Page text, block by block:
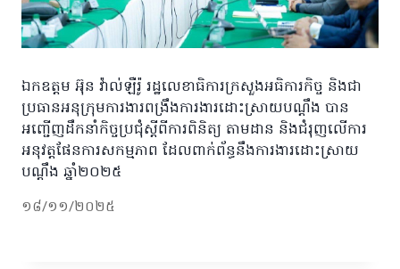
ឯកឧត្តម អ៊ុន វ៉ាល់ឡឺរ៉ូ រដ្ឋលេខាធិការក្រសួងអធិការកិច្ច និងជា
ប្រធានអនុក្រុមការងារពង្រឹងការងារដោះស្រាយបណ្ដឹង បាន
អញ្ជើញដឹកនាំកិច្ចប្រជុំស្ដីពីការពិនិត្យ តាមដាន និងជំរុញលើការ
អនុវត្តផែនការសកម្មភាព ដែលពាក់ព័ន្ធនឹងការងារដោះស្រាយ
បណ្តឹង ឆ្នាំ២០២៥
១៨/១១/២០២៥